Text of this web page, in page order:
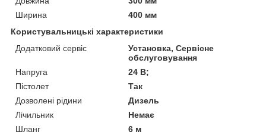
Ширина
400 мм
Користувальницькі характеристики
Додатковий сервіс
Установка, Сервісне
обслуговування
Напруга
24 В;
Пістолет
Так
Дозволені рідини
Дизель
Лічильник
Немає
Шланг
6 м